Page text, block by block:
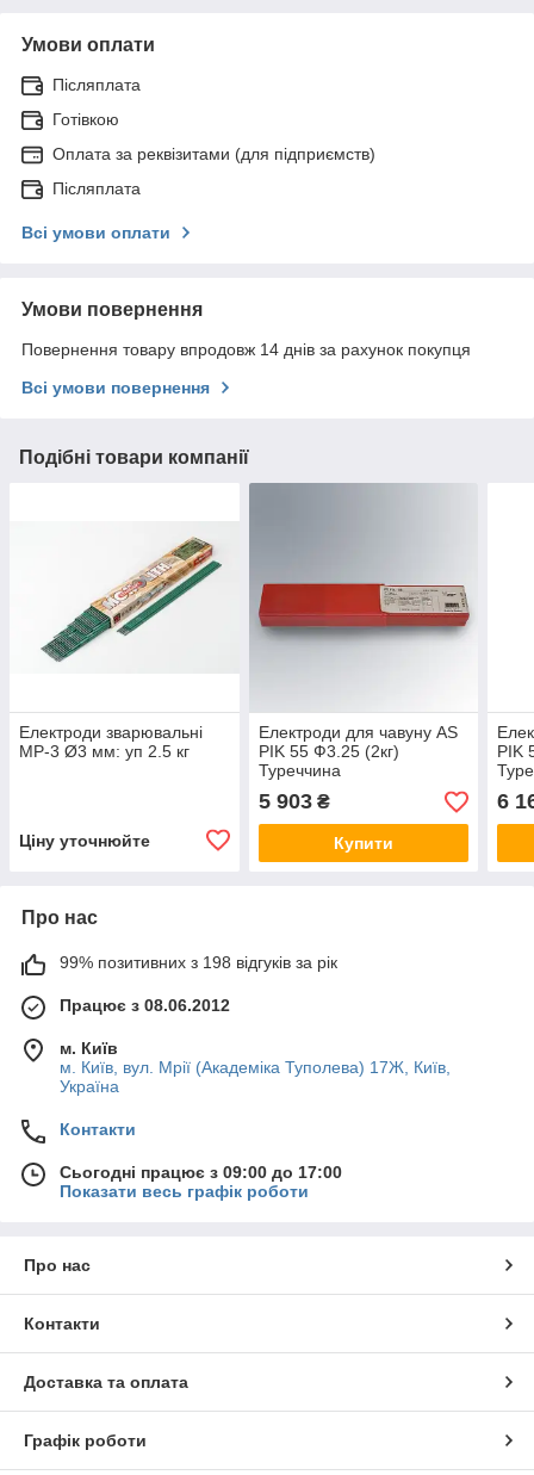
Умови оплати
Післяплата
Готівкою
Оплата за реквізитами (для підприємств)
Післяплата
Всі умови оплати
Умови повернення
Повернення товару впродовж 14 днів за рахунок покупця
Всі умови повернення
Подібні товари компанії
Електроди зварювальні
МР-3 Ø3 мм: уп 2.5 кг
Ціну уточнюйте
Електроди для чавуну AS
PIK 55 Ф3.25 (2кг)
Туреччина
5 903₴
Купити
PIK
6
Про нас
99% позитивних з 198 відгуків за рік
Працює з 08.06.2012
м. Київ
м. Київ, вул. Мрії (Академіка Туполева) 17Ж, Київ,
Україна
Контакти
Сьогодні працює з 09:00 до 17:00
Показати весь графік роботи
Про нас
Контакти
Доставка та оплата
Графік роботи